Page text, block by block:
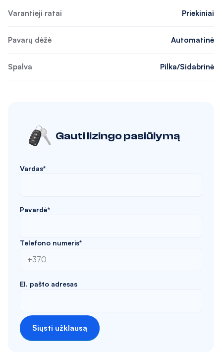
Varantieji ratai Priekiniai
Pavarų dėžė Automatinė
Spalva Pilka/Sidabrinė
Gauti lizingo pasiūlymą
Vardas*
Pavardė*
Telefono numeris*
El. pašto adresas
Siųsti užklausą